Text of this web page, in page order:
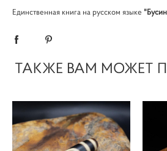
Единственная книга на русском языке
ТАКЖЕ ВАМ МОЖЕТ